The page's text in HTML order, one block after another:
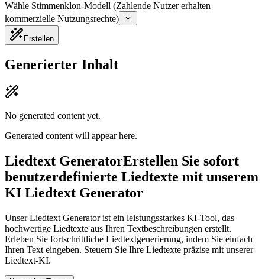
Wähle Stimmenklon-Modell (Zahlende Nutzer erhalten
kommerzielle Nutzungsrechte)
Erstellen
Generierter Inhalt
No generated content yet.
Generated content will appear here.
Liedtext GeneratorErstellen Sie sofort
benutzerdefinierte Liedtexte mit unserem
KI Liedtext Generator
Unser Liedtext Generator ist ein leistungsstarkes KI-Tool, das
hochwertige Liedtexte aus Ihren Textbeschreibungen erstellt.
Erleben Sie fortschrittliche Liedtextgenerierung, indem Sie einfach
Ihren Text eingeben. Steuern Sie Ihre Liedtexte präzise mit unserer
Liedtext-KI.